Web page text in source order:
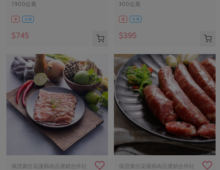
調理食材・點心
調味醬料/南北貨 烘焙
保健食品
居家好物
美妝保養 個人清潔
家庭清潔 織品
圖書禮品
醬料
湯品．鍋物
涼拌沙拉
飲品
主題食譜
異國料理
年菜食譜
合作25-精選產品第三彈
更多當季產品
議題活動
主婦聯盟X樂齡網特約優惠案
30%rPET紅烏龍茶
2024農業發展計畫年度報告
更多議題活動
把最好的台灣味帶回家！
減硝酸鹽
減添加物 減塑減廢
公益金 食農教育
更多議題
生活者e週報
綠主張月刊
自主把關
檢驗報告
硝酸鹽檢驗
社員權益
合作社法規
社務專區
選舉專區
1900公克
葷 冷凍
$745
300公克
葷 冷凍
$395
保證責任花蓮縣肉品運銷合作社 保證責任花蓮縣肉品運銷合作社